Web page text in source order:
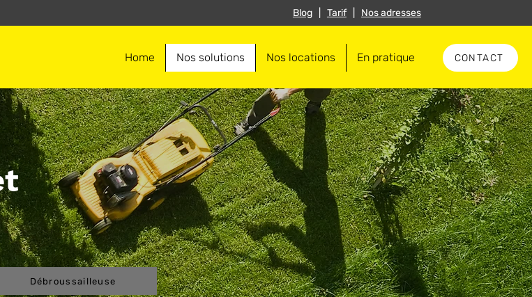
Home Nos solutions Nos locations En pratique CONTACT
Blog| Tarif| Nos adresses
Débroussailleuse